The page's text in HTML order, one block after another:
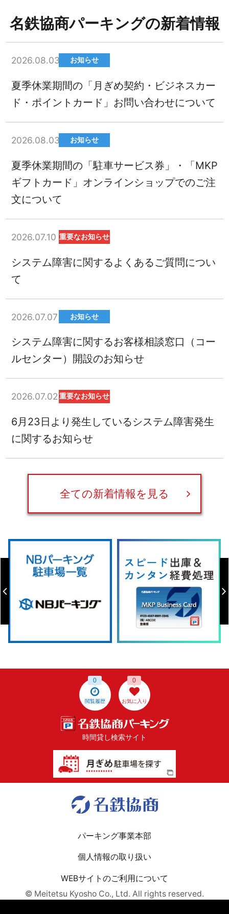
名鉄協商パーキングの新着情報
2026.08.03 お知らせ
夏季休業期間の「月ぎめ契約・ビジネスカー
ド・ポイントカード」お問い合わせについて
2026.08.03 お知らせ
夏季休業期間の「駐車サービス券」・「MKP
ギフトカード」オンラインショップでのご注
文について
2026.07.10 重要なお知らせ
システム障害に関するよくあるご質問につい
て
2026.07.07 お知らせ
システム障害に関するお客様相談窓口（コー
ルセンター）開設のお知らせ
2026.07.02 重要なお知らせ
6月23日より発生しているシステム障害発生
に関するお知らせ
全ての新着情報を見る
閲覧履歴
0
お気に入り
0
時間貸し検索サイト
パーキング事業本部
個人情報の取り扱い
WEBサイトのご利用について
© Meitetsu Kyosho Co., Ltd. All rights reserved.